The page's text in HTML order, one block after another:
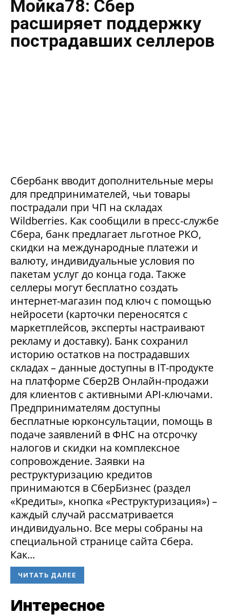
Мойка78: Сбер
расширяет поддержку
пострадавших селлеров
Сбербанк вводит дополнительные меры
для предпринимателей, чьи товары
пострадали при ЧП на складах
Wildberries. Как сообщили в пресс-службе
Сбера, банк предлагает льготное РКО,
скидки на международные платежи и
валюту, индивидуальные условия по
пакетам услуг до конца года. Также
селлеры могут бесплатно создать
интернет-магазин под ключ с помощью
нейросети (карточки переносятся с
маркетплейсов, эксперты настраивают
рекламу и доставку). Банк сохранил
историю остатков на пострадавших
складах – данные доступны в IT-продукте
на платформе Сбер2В Онлайн-продажи
для клиентов с активными API-ключами.
Предпринимателям доступны
бесплатные юрконсультации, помощь в
подаче заявлений в ФНС на отсрочку
налогов и скидки на комплексное
сопровождение. Заявки на
реструктуризацию кредитов
принимаются в СберБизнес (раздел
«Кредиты», кнопка «Реструктуризация») –
каждый случай рассматривается
индивидуально. Все меры собраны на
специальной странице сайта Сбера.
Как...
ЧИТАТЬ ДАЛЕЕ
Интересное